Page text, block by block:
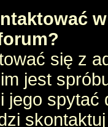
się z
jest
jego